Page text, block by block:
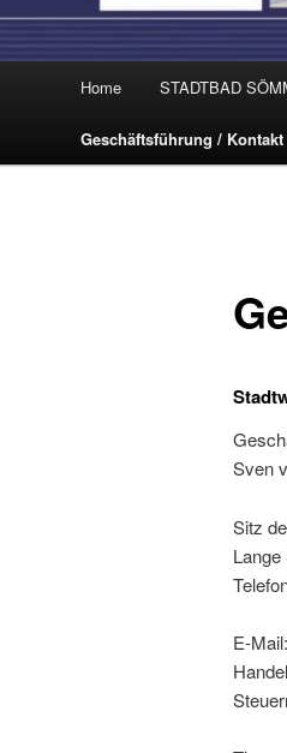
Home STADTBAD
Geschäftsführung / Kontakt
Sven
Sitz
E-